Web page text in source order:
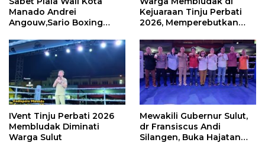
Manado Andrei
Angouw,Sario Boxing
Perbati 2026
Kejuaraan Tinju Perbati
2026, Memperebutkan
IVent Tinju Perbati 2026
Membludak Diminati
Warga Sulut
Mewakili Gubernur Sulut,
dr Fransiscus Andi
Silangen, Buka Hajatan